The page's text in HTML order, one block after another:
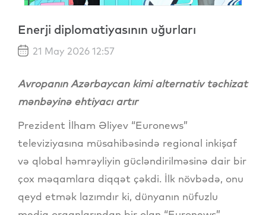
Enerji diplomatiyasının uğurları
21 May 2026 12:57
Avropanın Azərbaycan kimi alternativ təchizat
mənbəyinə ehtiyacı artır
Prezident İlham Əliyev “Euronews”
televiziyasına müsahibəsində regional inkişaf
və qlobal həmrəyliyin gücləndirilməsinə dair bir
çox məqamlara diqqət çəkdi. İlk növbədə, onu
qeyd etmək lazımdır ki, dünyanın nüfuzlu